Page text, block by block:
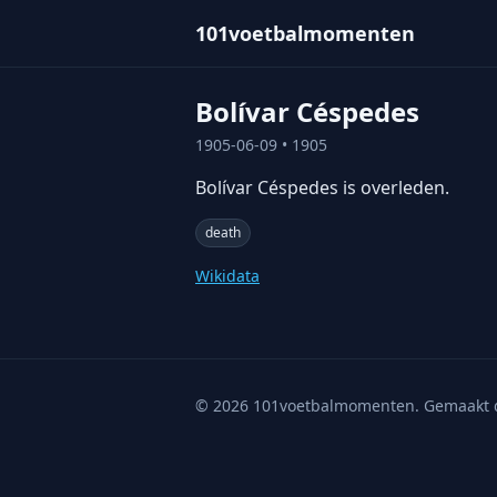
101voetbalmomenten
Bolívar Céspedes
1905-06-09 • 1905
Bolívar Céspedes is overleden.
death
Wikidata
© 2026 101voetbalmomenten. Gemaakt